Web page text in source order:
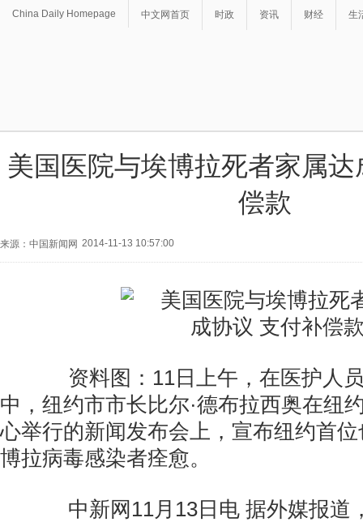
China Daily Homepage 中文网首页 时政 资讯 财经 生
美国医院与埃博拉死者家属
偿款
来源：中国新闻网 2014-11-13 10:57:00
资料图：11日上午，在医护人员
中，纽约市市长比尔·德布拉西奥在纽
心举行的新闻发布会上，宣布纽约首
博拉病毒感染者痊愈。
中新网11月13日电 据外媒报道